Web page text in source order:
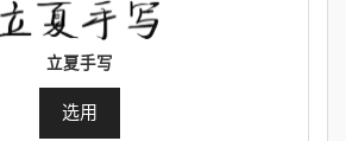
立夏手写
选用